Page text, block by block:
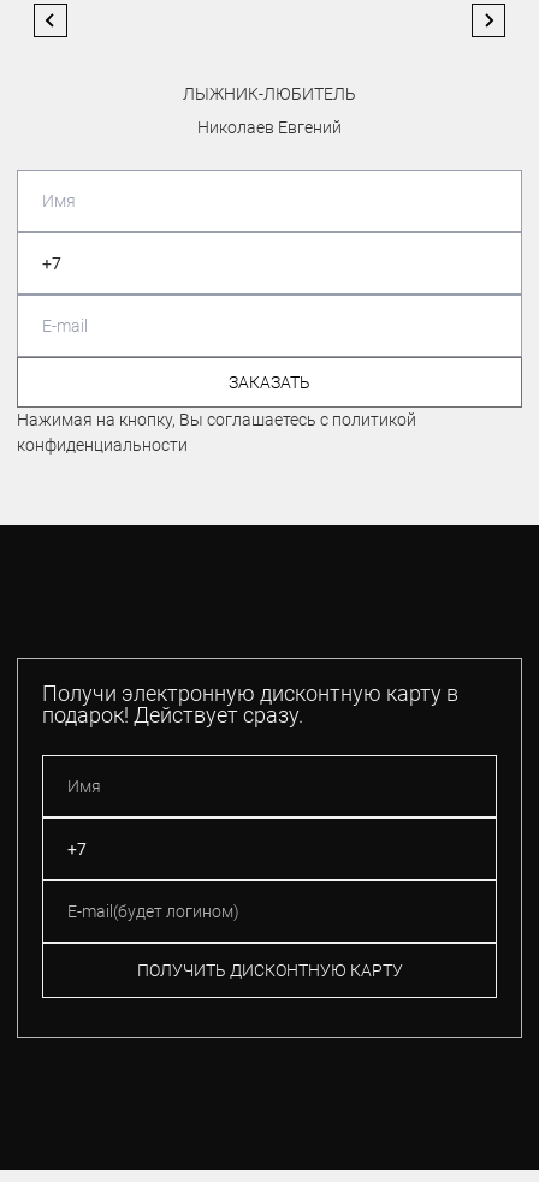
ЛЫЖНИК-ЛЮБИТЕЛЬ
Николаев Евгений
ЗАКАЗАТЬ
Нажимая на кнопку, Вы соглашаетесь с политикой
конфиденциальности
Получи электронную дисконтную карту в
подарок! Действует сразу.
ПОЛУЧИТЬ ДИСКОНТНУЮ КАРТУ